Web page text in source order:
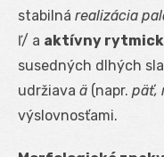
stabilná realizácia
ľ/ a aktívny
susedných dlhých
udržiava ä (napr. päť,
výslovnosťami.